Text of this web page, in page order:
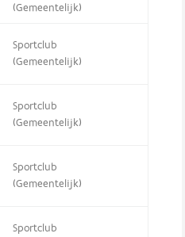
(Gemeentelijk)
Sportclub
(Gemeentelijk)
Sportclub
(Gemeentelijk)
Sportclub
(Gemeentelijk)
Sportclub